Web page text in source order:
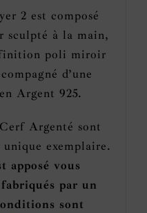
2 est composé
sculpté à la main,
poli miroir
d’une
Argent 925.
Argenté sont
exemplaire.
apposé vous
par un
sont